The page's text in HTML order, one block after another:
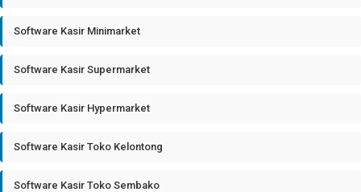
Software Kasir Minimarket
Software Kasir Supermarket
Software Kasir Hypermarket
Software Kasir Toko Kelontong
Software Kasir Toko Sembako